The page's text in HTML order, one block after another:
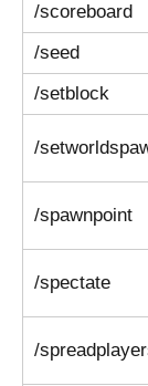
/scoreboard
/seed
/setblock
/
/spawnpoint
/spectate
/